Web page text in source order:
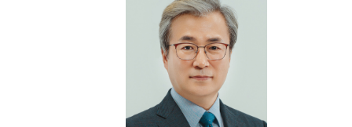
관련 저 역서와 논문을 집필했습니다. 대표적인 저서로는
텍스트언어학사. 연대기학에서 메타히스토리오그라피로 , 조신
박사(서강대)와 공동저술한 텍스트중심 번역학 등이 있습니다.
2024년 6월에는 한국연구재단 중견연구자에 선정돼 10년간
연구지원을 받게 됐고, 연구 테마는 언어철학사입니다. 이를
발판으로 매해 5편 정도의 언어철학 분야의 연구발표를 해왔고,